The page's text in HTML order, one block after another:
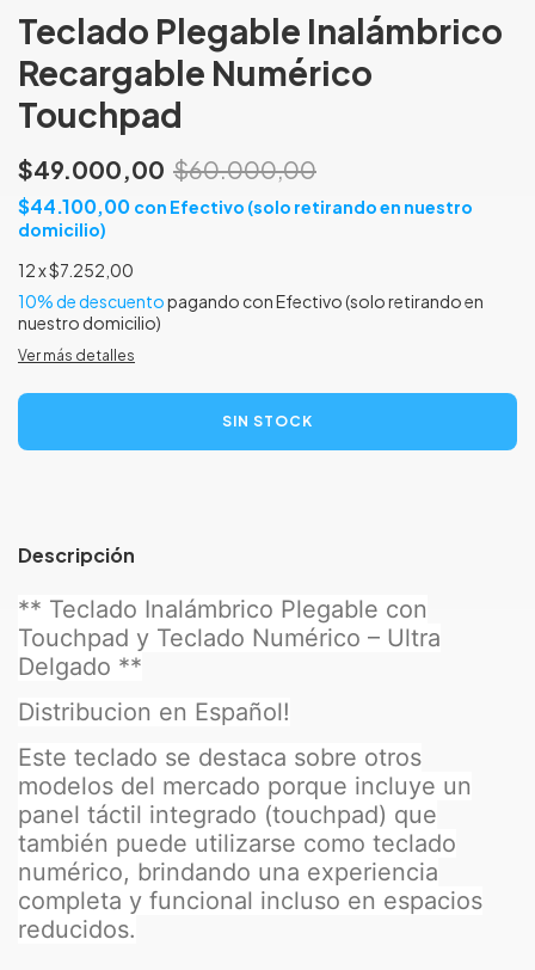
Teclado Plegable Inalámbrico
Recargable Numérico
Touchpad
$49.000,00 $60.000,00
$44.100,00 con Efectivo (solo retirando en nuestro
domicilio)
12x$7.252,00
10% de descuentopagando con Efectivo (solo retirando en
nuestro domicilio)
Ver más detalles
Descripción
** Teclado Inalámbrico Plegable con
Touchpad y Teclado Numérico – Ultra
Delgado **
Distribucion en Español!
Este teclado se destaca sobre otros
modelos del mercado porque incluye un
panel táctil integrado (touchpad) que
también puede utilizarse como teclado
numérico, brindando una experiencia
completa y funcional incluso en espacios
reducidos.